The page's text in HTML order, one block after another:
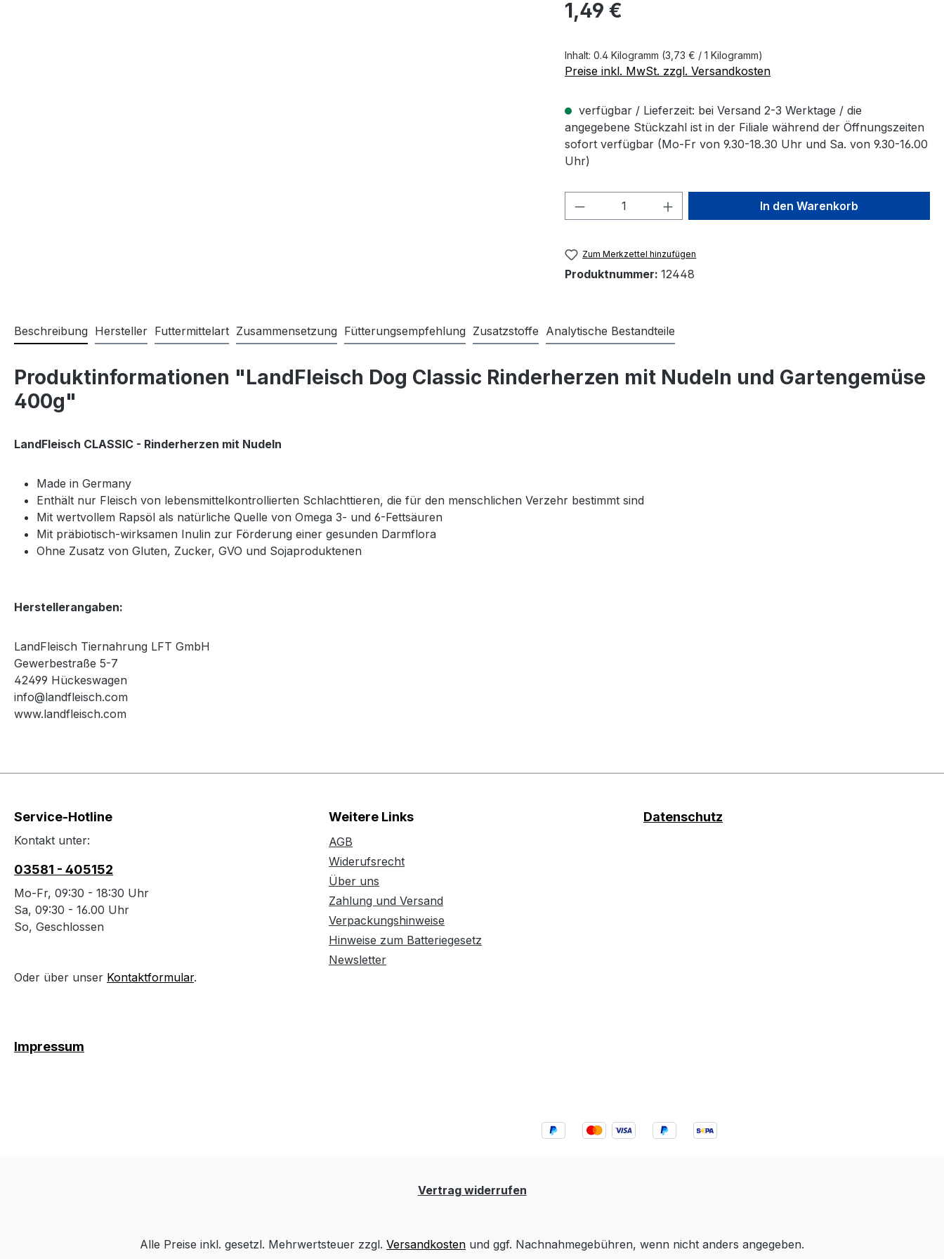
Regulärer Preis:
1,49 €
Inhalt: 0.4 Kilogramm (3,73 € / 1 Kilogramm)
Preise inkl. MwSt. zzgl. Versandkosten
verfügbar / Lieferzeit: bei Versand 2-3 Werktage / die
angegebene Stückzahl ist in der Filiale während der Öffnungszeiten
sofort verfügbar (Mo-Fr von 9.30-18.30 Uhr und Sa. von 9.30-16.00
Uhr)
Produkt Anzahl: Gib den gewünschten Wert
In den Warenkorb
Zum Merkzettel hinzufügen
Produktnummer: 12448
Beschreibung Hersteller Futtermittelart Zusammensetzung Fütterungsempfehlung Zusatzstoffe Analytische Bestandteile
Produktinformationen "LandFleisch Dog Classic Rinderherzen mit Nudeln und Gartengemüse
400g"
LandFleisch CLASSIC - Rinderherzen mit Nudeln
Made in Germany
Enthält nur Fleisch von lebensmittelkontrollierten Schlachttieren, die für den menschlichen Verzehr bestimmt sind
Mit wertvollem Rapsöl als natürliche Quelle von Omega 3- und 6-Fettsäuren
Mit präbiotisch-wirksamen Inulin zur Förderung einer gesunden Darmflora
Ohne Zusatz von Gluten, Zucker, GVO und Sojaproduktenen
Herstellerangaben:
LandFleisch Tiernahrung LFT GmbH
Gewerbestraße 5-7
42499 Hückeswagen
info@landfleisch.com
www.landfleisch.com
Service-Hotline
Kontakt unter:
03581 - 405152
Mo-Fr, 09:30 - 18:30 Uhr
Sa, 09:30 - 16.00 Uhr
So, Geschlossen
Oder über unser Kontaktformular.
Weitere Links
AGB
Widerufsrecht
Über uns
Zahlung und Versand
Verpackungshinweise
Hinweise zum Batteriegesetz
Newsletter
Datenschutz
Impressum
Vertrag widerrufen
Alle Preise inkl. gesetzl. Mehrwertsteuer zzgl. Versandkosten und ggf. Nachnahmegebühren, wenn nicht anders angegeben.